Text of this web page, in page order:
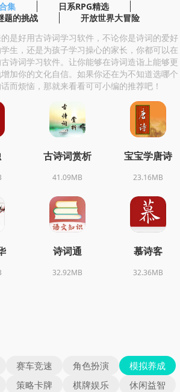
集
日系RPG精选
题的挑战
开放世界大冒险
是好用古诗词学习软件，不论你是诗词的爱好
生，还是为孩子学习操心的家长，你都可以在
诗词学习软件。让你能够在诗词造诣上能够更
增加你的文化自信。如果你还在为不知道选哪个
而烦恼，那就来看看可可小编的推荐吧！
古诗词赏析
41.09MB
宝宝学唐诗
23.16MB
诗词通
32.92MB
慕诗客
32.36MB
赛车竞速 角色扮演
模拟养成
策略卡牌 棋牌娱乐
休闲益智